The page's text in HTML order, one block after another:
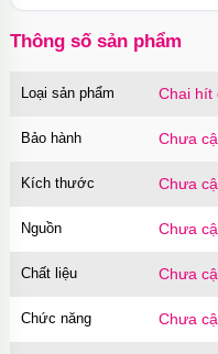
Thông số sản phẩm
Loại sản phẩm Chai hít
Bảo hành Chưa
Kích thước Chưa
Nguồn Chưa
Chất liệu Chưa
Chức năng Chưa